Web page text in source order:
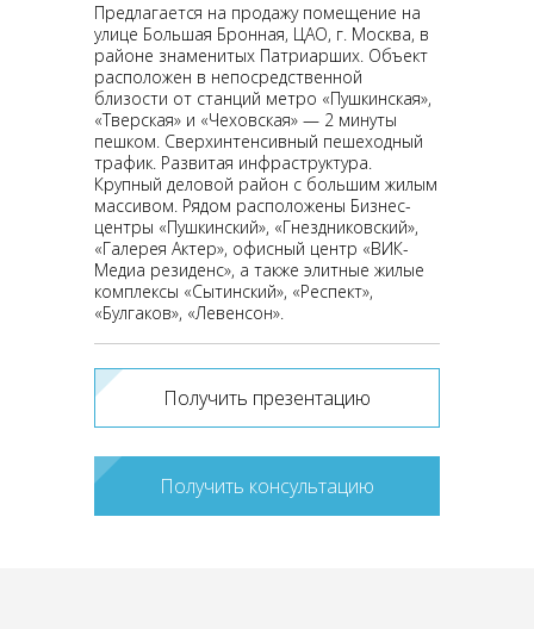
Предлагается на продажу помещение на
улице Большая Бронная, ЦАО, г. Москва, в
районе знаменитых Патриарших. Объект
расположен в непосредственной
близости от станций метро «Пушкинская»,
«Тверская» и «Чеховская» — 2 минуты
пешком. Сверхинтенсивный пешеходный
трафик. Развитая инфраструктура.
Крупный деловой район с большим жилым
массивом. Рядом расположены Бизнес-
центры «Пушкинский», «Гнездниковский»,
«Галерея Актер», офисный центр «ВИК-
Медиа резиденс», а также элитные жилые
комплексы «Сытинский», «Респект»,
«Булгаков», «Левенсон».
Получить презентацию
Получить консультацию